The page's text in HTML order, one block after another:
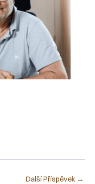
Další Příspěvek →